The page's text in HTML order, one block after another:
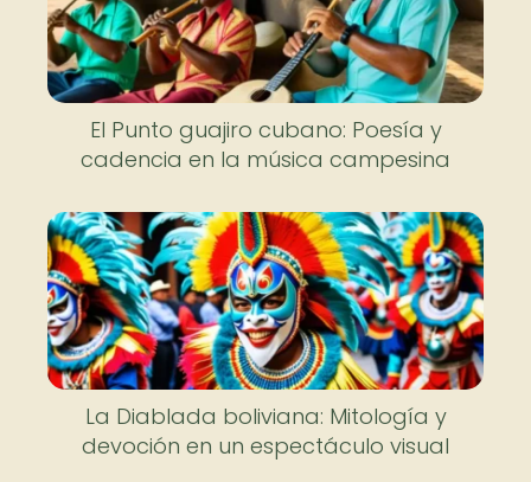
El Punto guajiro cubano: Poesía y
cadencia en la música campesina
La Diablada boliviana: Mitología y
devoción en un espectáculo visual